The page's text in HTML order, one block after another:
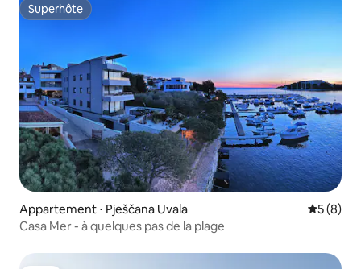
Superhôte
Superhôte
Appartement ⋅ Pješčana Uvala
5 (8)
Casa Mer - à quelques pas de la plage